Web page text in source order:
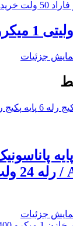
50 ولت
جزئیات
رله پکیج 6 پایه
جزئیات